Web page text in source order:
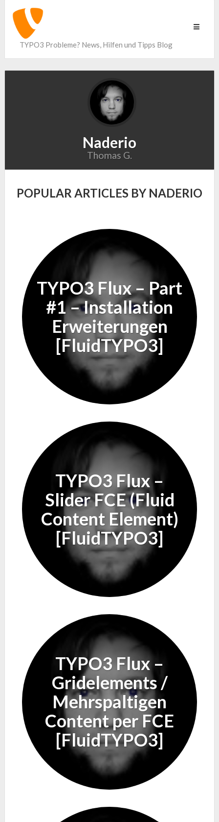
Toggle
TYPO3 Probleme? News, Hilfen und Tipps Blog
Naderio
Thomas G.
POPULAR ARTICLES BY NADERIO
TYPO3 Flux – Part
#1 – Installation
Erweiterungen
[FluidTYPO3]
TYPO3 Flux –
Slider FCE (Fluid
Content Element)
[FluidTYPO3]
TYPO3 Flux –
Gridelements /
Mehrspaltigen
Content per FCE
[FluidTYPO3]